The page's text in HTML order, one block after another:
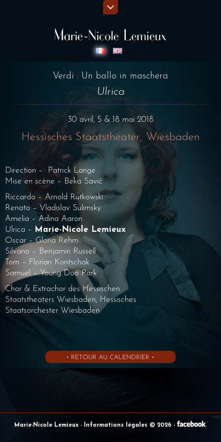
Verdi : Un ballo in maschera
Ulrica
30 avril, 5 & 18 mai 2018
Hessisches Staatstheater, Wiesbaden
Direction – Patrick Lange
Mise en scène – Beka Savić
Riccardo – Arnold Rutkowski
Renato – Vladislav Sulimsky
Amelia – Adina Aaron
Ulrica –
Marie-Nicole Lemieux
Oscar – Gloria Rehm
Silvano – Benjamin Russell
Tom – Florian Kontschak
Samuel – Young Doo Park
Chor & Extrachor des Hessischen
Staatstheaters Wiesbaden, Hessisches
Staatsorchester Wiesbaden
• RETOUR AU CALENDRIER •
Marie-Nicole Lemieux - Informations légales © 2026 -